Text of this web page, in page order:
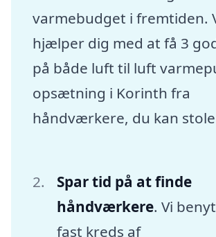
varmebudget i fremtiden.
hjælper dig med at få 3
på både luft til luft
opsætning i Korinth fra
håndværkere, du kan
Spar tid på at finde
håndværkere. Vi
fast kreds af